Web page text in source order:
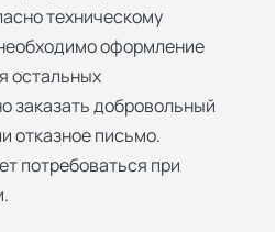
техническому
оформление
остальных
заказать добровольный
отказное письмо.
потребоваться при